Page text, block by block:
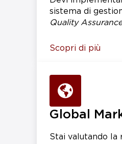
sistema di
Quality
Scopri di più
Global
Stai valutando la